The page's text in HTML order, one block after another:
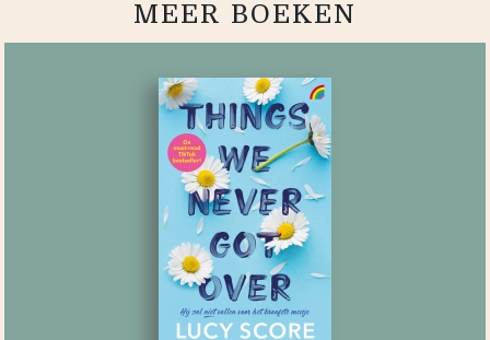
MEER BOEKEN